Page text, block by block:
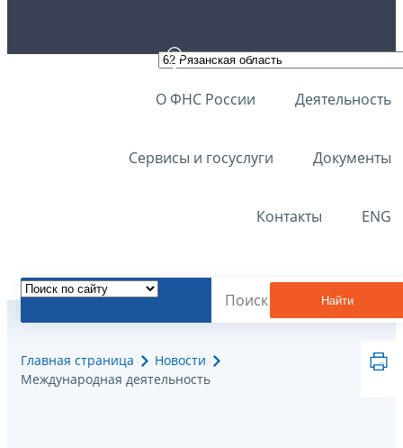
О ФНС России Деятельность
Сервисы и госуслуги Документы
Контакты ENG
Найти
Главная страница
Новости
Международная деятельность